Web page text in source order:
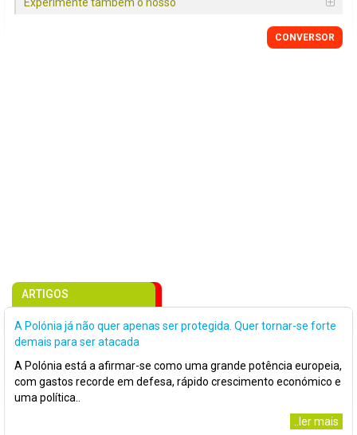
CONVERSOR
ARTIGOS
A Polónia já não quer apenas ser protegida. Quer tornar-se forte
demais para ser atacada
A Polónia está a afirmar-se como uma grande potência europeia,
com gastos recorde em defesa, rápido crescimento económico e
uma política..
..ler mais